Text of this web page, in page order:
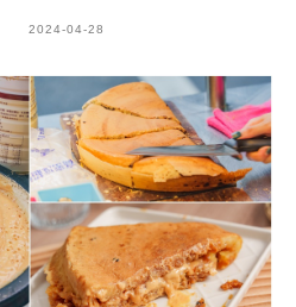
2024-04-28